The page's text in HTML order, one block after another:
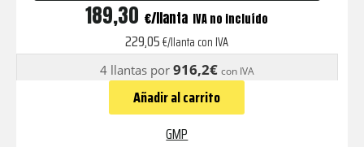
BLACK
cantidad
189,30 € IVA no incluído
229,05€/llanta con IVA
4 llantas por 916,2€ con IVA
Añadir al carrito
GMP